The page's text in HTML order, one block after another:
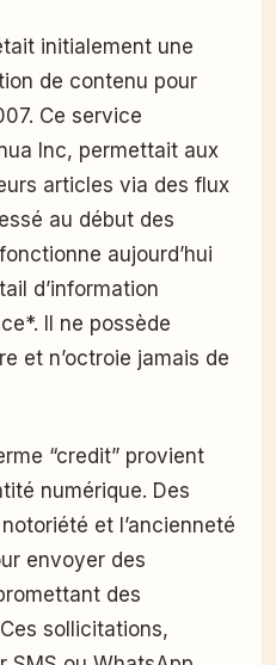
initialement une
de contenu pour
Ce service
Inc, permettait aux
articles via des flux
au début des
aujourd’hui
d’information
Il ne possède
et n’octroie jamais de
“credit” provient
numérique. Des
et l’ancienneté
envoyer des
des
sollicitations,